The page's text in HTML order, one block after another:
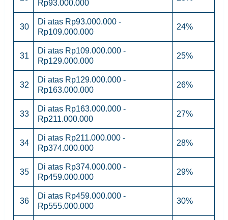
Rp93.000.000
30
Di atas Rp93.000.000 -
Rp109.000.000
24%
31
Di atas Rp109.000.000 -
Rp129.000.000
25%
32
Di atas Rp129.000.000 -
Rp163.000.000
26%
33
Di atas Rp163.000.000 -
Rp211.000.000
27%
34
Di atas Rp211.000.000 -
Rp374.000.000
28%
35
Di atas Rp374.000.000 -
Rp459.000.000
29%
36
Di atas Rp459.000.000 -
Rp555.000.000
30%